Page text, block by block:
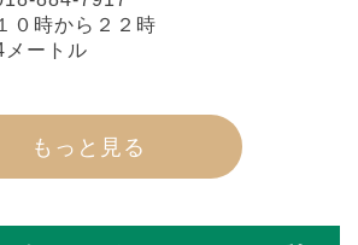
０時から２２時
ートル
もっと見る